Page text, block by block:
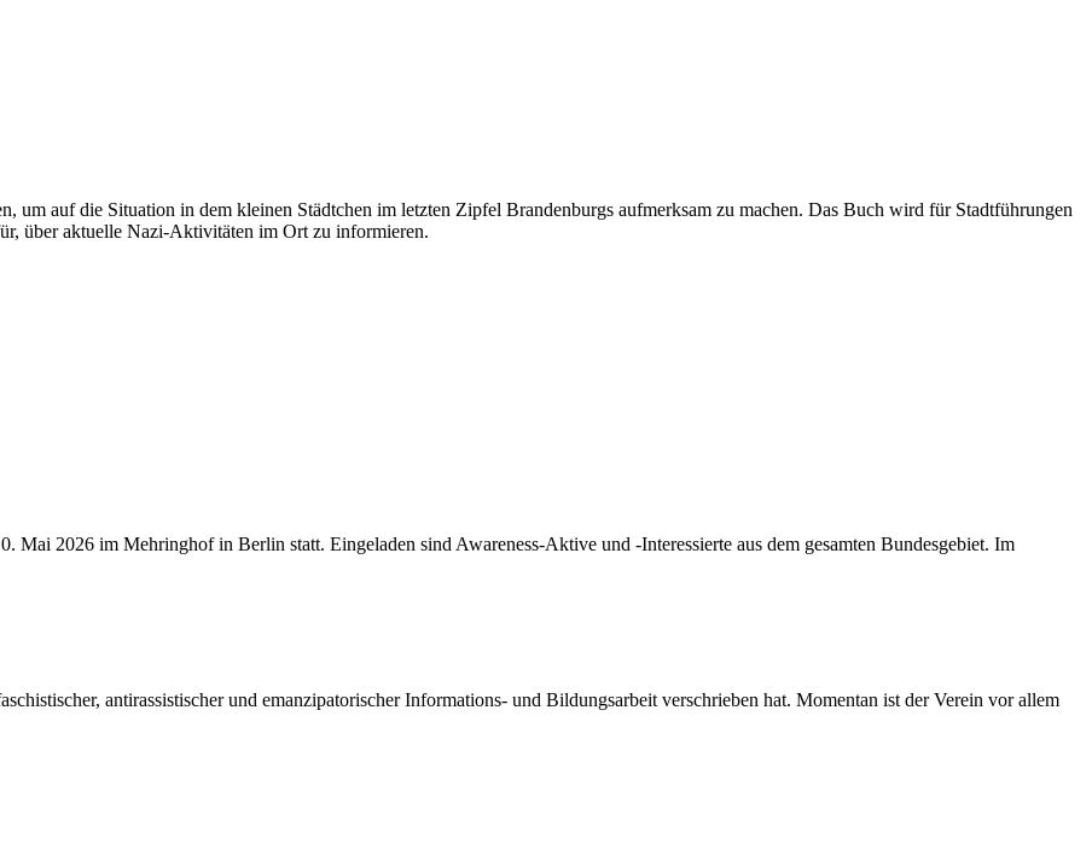
um auf die Situation in dem kleinen Städtchen im letzten Zipfel Brandenburgs aufmerksam zu machen. Das Buch wird für Stadtführungen
über aktuelle Nazi-Aktivitäten im Ort zu informieren.
Mai 2026 im Mehringhof in Berlin statt. Eingeladen sind Awareness-Aktive und -Interessierte aus dem gesamten Bundesgebiet. Im
antirassistischer und emanzipatorischer Informations- und Bildungsarbeit verschrieben hat. Momentan ist der Verein vor allem